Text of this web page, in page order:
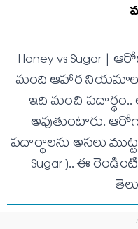
Honey vs Sugar |
మంది ఆహార నియ‌మాలు(
ఇది మంచి ప‌దార్థం..
అవుతుంటారు.
పదార్థాల‌ను అస‌లు
Sugar ).. ఈ